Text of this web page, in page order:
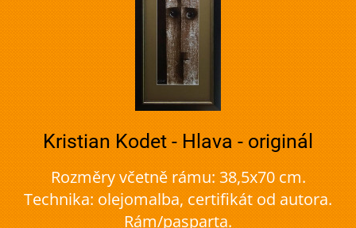
Kristian Kodet - Hlava - originál
Rozměry včetně rámu: 38,5x70 cm.
Technika: olejomalba, certifikát od autora.
Rám/pasparta.